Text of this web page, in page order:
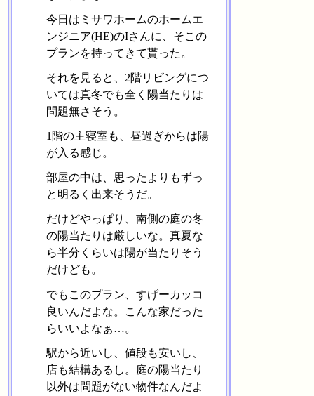
今日はミサワホームのホームエ
ンジニア(HE)のIさんに、そこの
プランを持ってきて貰った。
それを見ると、2階リビングにつ
いては真冬でも全く陽当たりは
問題無さそう。
1階の主寝室も、昼過ぎからは陽
が入る感じ。
部屋の中は、思ったよりもずっ
と明るく出来そうだ。
だけどやっぱり、南側の庭の冬
の陽当たりは厳しいな。真夏な
ら半分くらいは陽が当たりそう
だけども。
でもこのプラン、すげーカッコ
良いんだよな。こんな家だった
らいいよなぁ…。
駅から近いし、値段も安いし、
店も結構あるし。庭の陽当たり
以外は問題がない物件なんだよ